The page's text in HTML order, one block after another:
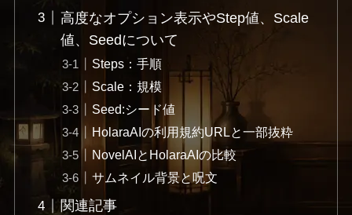
高度なオプション表示やStep値、Scale
値、Seedについて
Steps：手順
Scale：規模
Seed:シード値
HolaraAIの利用規約URLと一部抜粋
NovelAIとHolaraAIの比較
サムネイル背景と呪文
関連記事